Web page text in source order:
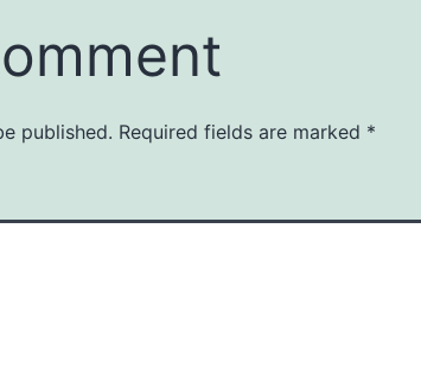
published. Required fields are marked *